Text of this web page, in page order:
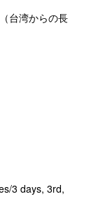
台湾からの長
3 days, 3rd,